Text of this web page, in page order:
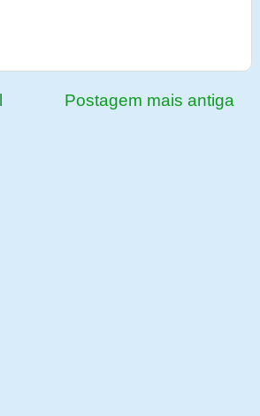
Postagem mais antiga